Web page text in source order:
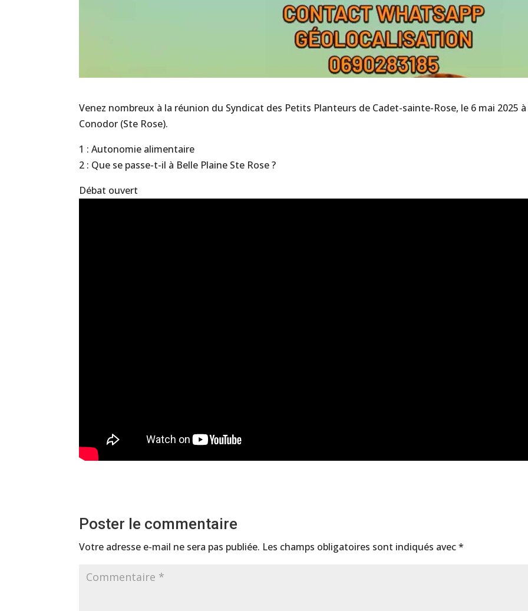
Venez nombreux à la réunion du Syndicat des Petits Planteurs de Cadet-sainte-Rose, le 6 mai 2025 à
Conodor (Ste Rose).
1 : Autonomie alimentaire
2 : Que se passe-t-il à Belle Plaine Ste Rose ?
Débat ouvert
Poster le commentaire
Votre adresse e-mail ne sera pas publiée. Les champs obligatoires sont indiqués avec*